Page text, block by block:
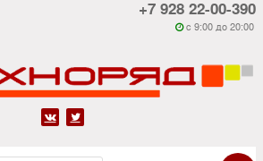
+7 928 22-00-390
 c 9:00 до 20:00
 